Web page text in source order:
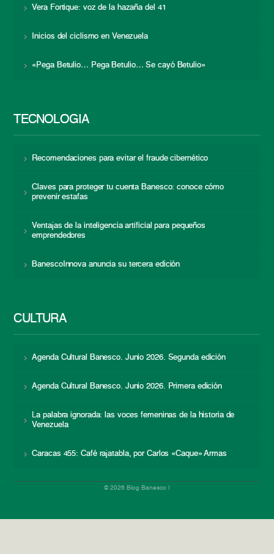
Vera Fortique: voz de la hazaña del 41
Inicios del ciclismo en Venezuela
«Pega Betulio… Pega Betulio… Se cayó Betulio»
TECNOLOGÍA
Recomendaciones para evitar el fraude cibernético
Claves para proteger tu cuenta Banesco: conoce cómo
prevenir estafas
Ventajas de la inteligencia artificial para pequeños
emprendedores
BanescoInnova anuncia su tercera edición
CULTURA
Agenda Cultural Banesco. Junio 2026. Segunda edición
Agenda Cultural Banesco. Junio 2026. Primera edición
La palabra ignorada: las voces femeninas de la historia de
Venezuela
Caracas 455: Café rajatabla, por Carlos «Caque» Armas
© 2026 Blog Banesco |